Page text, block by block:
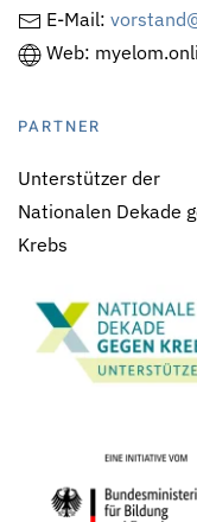
E-Mail:
Web:
PARTNER
Unterstützer der
Nationalen Dekade
Krebs